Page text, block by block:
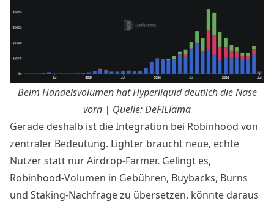
Beim Handelsvolumen hat Hyperliquid deutlich die Nase
vorn | Quelle: DeFiLlama
Gerade deshalb ist die Integration bei Robinhood von
zentraler Bedeutung. Lighter braucht neue, echte
Nutzer statt nur Airdrop-Farmer. Gelingt es,
Robinhood-Volumen in Gebühren, Buybacks, Burns
und Staking-Nachfrage zu übersetzen, könnte daraus